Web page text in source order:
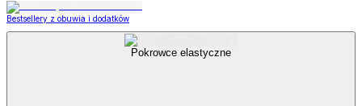
Bestsellery z obuwia i dodatków
Pokrowce elastyczne